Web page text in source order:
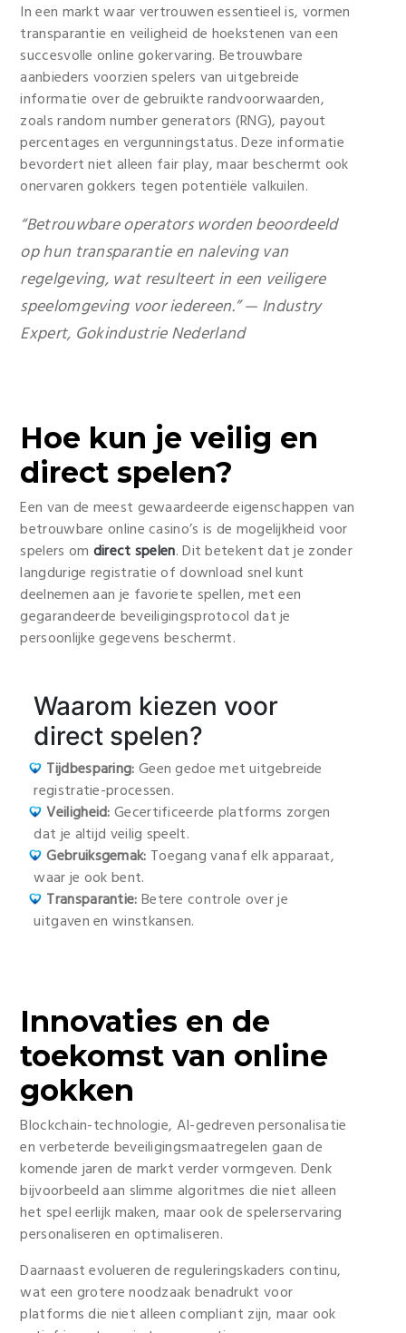
In een markt waar vertrouwen essentieel is, vormen
transparantie en veiligheid de hoekstenen van een
succesvolle online gokervaring. Betrouwbare
aanbieders voorzien spelers van uitgebreide
informatie over de gebruikte randvoorwaarden,
zoals random number generators (RNG), payout
percentages en vergunningstatus. Deze informatie
bevordert niet alleen fair play, maar beschermt ook
onervaren gokkers tegen potentiële valkuilen.
“Betrouwbare operators worden beoordeeld
op hun transparantie en naleving van
regelgeving, wat resulteert in een veiligere
speelomgeving voor iedereen.” — Industry
Expert, Gokindustrie Nederland
Hoe kun je veilig en
direct spelen?
Een van de meest gewaardeerde eigenschappen van
betrouwbare online casino’s is de mogelijkheid voor
spelers om direct spelen. Dit betekent dat je zonder
langdurige registratie of download snel kunt
deelnemen aan je favoriete spellen, met een
gegarandeerde beveiligingsprotocol dat je
persoonlijke gegevens beschermt.
Waarom kiezen voor
direct spelen?
Tijdbesparing:Geen gedoe met uitgebreide
registratie-processen.
Veiligheid:Gecertificeerde platforms zorgen
dat je altijd veilig speelt.
Gebruiksgemak: Toegang vanaf elk apparaat,
waar je ook bent.
Transparantie:Betere controle over je
uitgaven en winstkansen.
Innovaties en de
toekomst van online
gokken
Blockchain-technologie, AI-gedreven personalisatie
en verbeterde beveiligingsmaatregelen gaan de
komende jaren de markt verder vormgeven. Denk
bijvoorbeeld aan slimme algoritmes die niet alleen
het spel eerlijk maken, maar ook de spelerservaring
personaliseren en optimaliseren.
Daarnaast evolueren de reguleringskaders continu,
wat een grotere noodzaak benadrukt voor
platforms die niet alleen compliant zijn, maar ook